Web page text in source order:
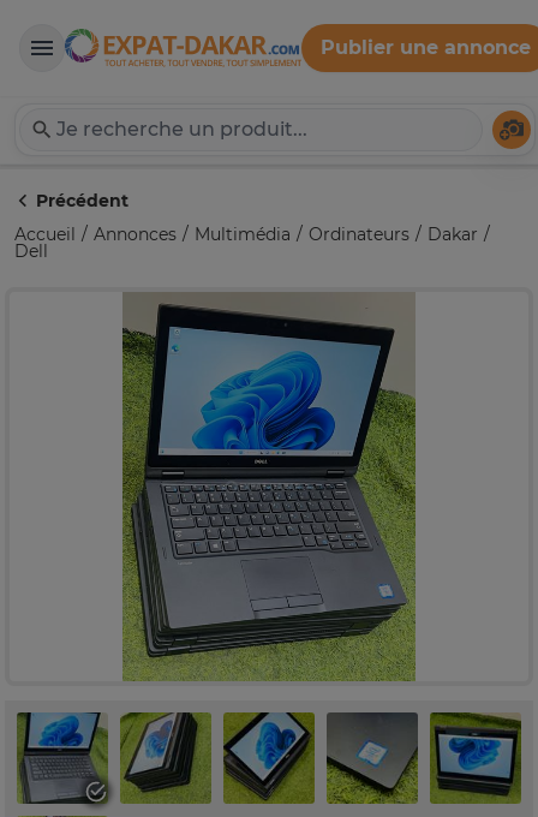
Expat-Dakar
Publier une annonce
Précédent
Accueil
Annonces Multimédia Ordinateurs Dakar
Dell